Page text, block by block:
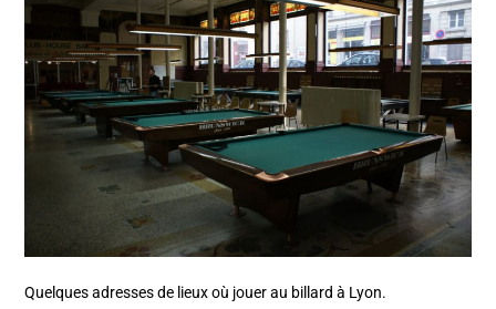
Quelques adresses de lieux où jouer au billard à Lyon.